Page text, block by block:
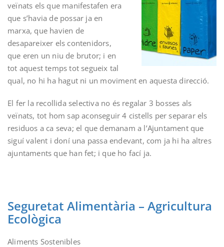
veïnats els que manifestafen era
que s’havia de possar ja en
marxa, que havien de
desapareixer els contenidors,
que eren un niu de brutor; i en
tot aquest temps tot segueix tal
qual, no hi ha hagut ni un moviment en aquesta direcció.
El fer la recollida selectiva no és regalar 3 bosses als
veïnats, tot hom sap aconseguir 4 cistells per separar els
residuos a ca seva; el que demanam a l’Ajuntament que
siguí valent i doní una passa endevant, com ja hi ha altres
ajuntaments que han fet; i que ho fací ja.
Seguretat Alimentària – Agricultura
Ecològica
Aliments Sostenibles